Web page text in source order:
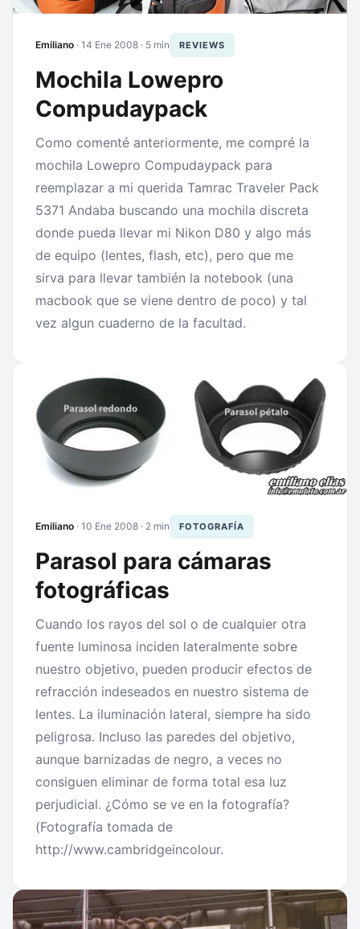
Emiliano · 14 Ene 2008 · 5 min REVIEWS
Mochila Lowepro
Compudaypack
Como comenté anteriormente, me compré la
mochila Lowepro Compudaypack para
reemplazar a mi querida Tamrac Traveler Pack
5371 Andaba buscando una mochila discreta
donde pueda llevar mi Nikon D80 y algo más
de equipo (lentes, flash, etc), pero que me
sirva para llevar también la notebook (una
macbook que se viene dentro de poco) y tal
vez algun cuaderno de la facultad.
Emiliano · 10 Ene 2008 · 2 min FOTOGRAFÍA
Parasol para cámaras
fotográficas
Cuando los rayos del sol o de cualquier otra
fuente luminosa inciden lateralmente sobre
nuestro objetivo, pueden producir efectos de
refracción indeseados en nuestro sistema de
lentes. La iluminación lateral, siempre ha sido
peligrosa. Incluso las paredes del objetivo,
aunque barnizadas de negro, a veces no
consiguen eliminar de forma total esa luz
perjudicial. ¿Cómo se ve en la fotografía?
(Fotografía tomada de
http://www.cambridgeincolour.